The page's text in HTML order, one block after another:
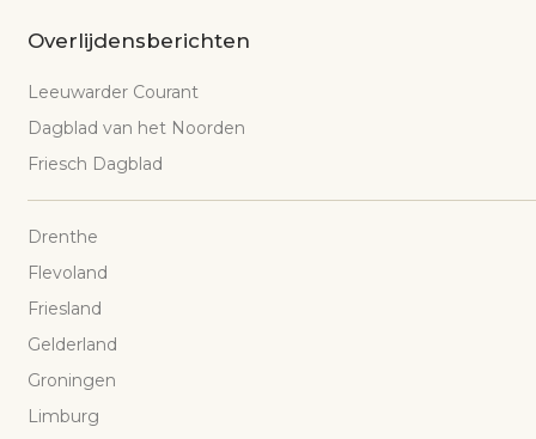
Overlijdensberichten
Leeuwarder Courant
Dagblad van het Noorden
Friesch Dagblad
Drenthe
Flevoland
Friesland
Gelderland
Groningen
Limburg